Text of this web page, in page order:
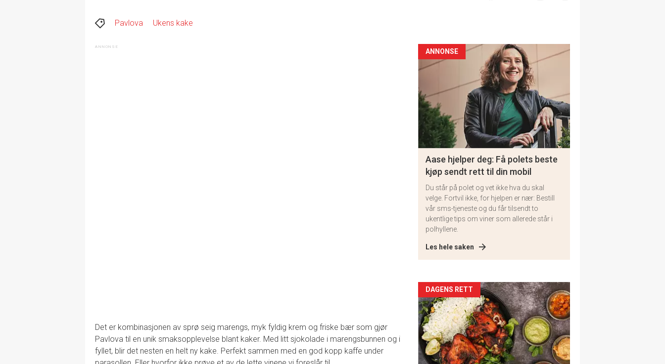
Pavlova Ukens kake
Det er kombinasjonen av sprø seig marengs, myk fyldig krem og friske bær som gjør
Pavlova til en unik smaksopplevelse blant kaker. Med litt sjokolade i marengsbunnen og i
fyllet, blir det nesten en helt ny kake. Perfekt sammen med en god kopp kaffe under
ANNONSE
Aase hjelper deg: Få polets beste
kjøp sendt rett til din mobil
Du står på polet og vet ikke hva du skal
velge. Fortvil ikke, for hjelpen er nær: Bestill
vår sms-tjeneste og du får tilsendt to
ukentlige tips om viner som allerede står i
polhyllene.
Les hele saken
Artikler
detail
-
section
DAGENS RETT